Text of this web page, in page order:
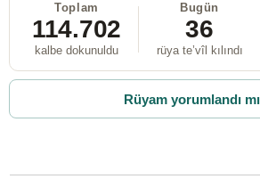
Toplam
114.702
kalbe dokunuldu
Bugün
36
rüya te’vîl kılındı
Rüyam yorumlandı